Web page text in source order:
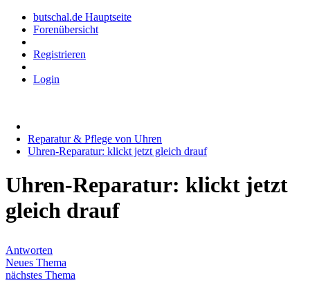
butschal.de Hauptseite
Forenübersicht
Registrieren
Login
Reparatur & Pflege von Uhren
Uhren-Reparatur: klickt jetzt gleich drauf
Uhren-Reparatur: klickt jetzt
gleich drauf
Antworten
Neues Thema
nächstes Thema